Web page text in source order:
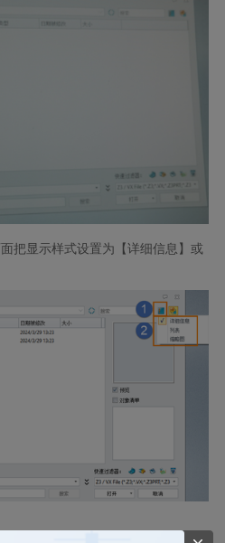
把显示样式设置为【详细信息】或